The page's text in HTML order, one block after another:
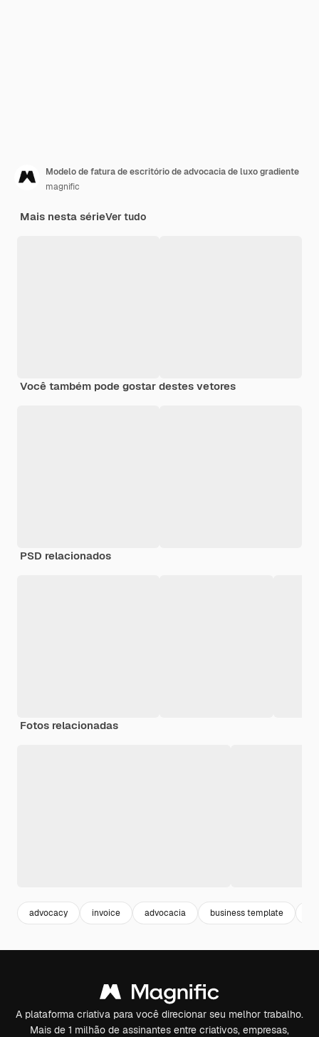
Modelo de fatura de escritório de advocacia de luxo gradiente
magnific
Mais nesta sérieVer tudo
Você também pode gostar destes vetores
PSD relacionados
Fotos relacionadas
advocacy invoice advocacia business template
A plataforma criativa para você direcionar seu melhor trabalho.
Mais de 1 milhão de assinantes entre criativos, empresas,